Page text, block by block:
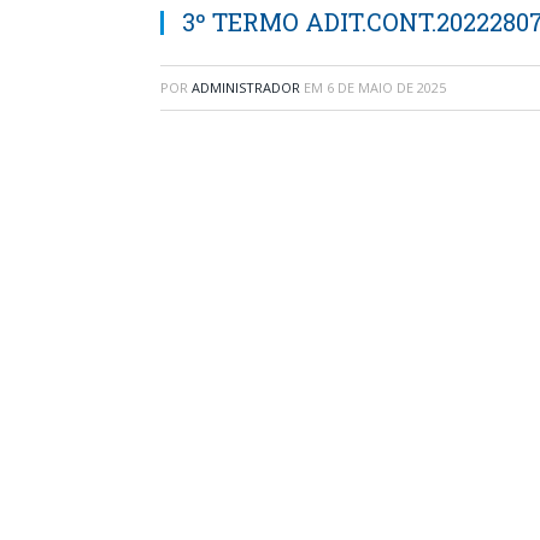
3º TERMO
POR ADMINISTRADOR EM 6 DE MAIO DE 2025